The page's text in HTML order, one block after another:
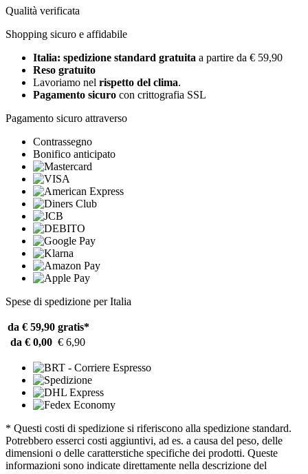
Qualità verificata
Shopping sicuro e affidabile
Italia: spedizione standard gratuita a partire da € 59,90
Reso gratuito
Lavoriamo nel rispetto del clima.
Pagamento sicuro con crittografia SSL
Pagamento sicuro attraverso
Contrassegno
Bonifico anticipato
Spese di spedizione per Italia
da € 59,90 gratis*
da € 0,00 € 6,90
* Questi costi di spedizione si riferiscono alla spedizione standard.
Potrebbero esserci costi aggiuntivi, ad es. a causa del peso, delle
dimensioni o delle caratterstiche specifiche dei prodotti. Queste
informazioni sono indicate direttamente nella descrizione del